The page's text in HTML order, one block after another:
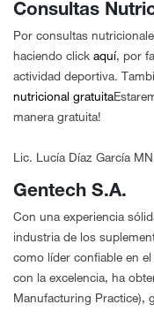
Consultas
Por consultas
haciendo click aquí, por
actividad deportiva.
nutricional gratuita
manera gratuita!
Lic. Lucía Díaz García
Gentech S.A.
Con una experiencia
industria de los
como líder confiable en
con la excelencia, ha
Manufacturing Practice),